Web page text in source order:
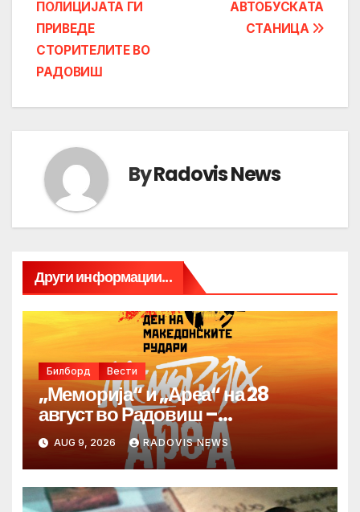
АВТОБУСКАТА
СТАНИЦА
ПОЛИЦИЈАТА ГИ
ПРИВЕДЕ
СТОРИТЕЛИТЕ ВО
РАДОВИШ
ByRadovis News
Други информации...
Билборд Вести
„Меморија“ и „Ареа“ на 28
август во Радовиш –
продолжува традицијата за
Денот на македонските рудари
AUG 9, 2026 RADOVIS NEWS